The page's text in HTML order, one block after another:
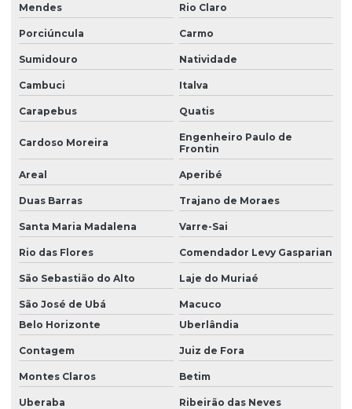
Licença prévia
Licença prévia de ampliação
Licença prévia empreendimento
Licença prévia e de instalação unificadas
Licença prévia licença de instalação licença de operação
Licenciamento ambiental de aterro sanitário
Licenciamento ambiental de atividades rurais
Licenciamento ambiental de barragens
Licenciamento ambiental para construção civil
Licenciamento ambiental para empresas
Licenciamento ambiental de fábricas
Mendes Rio Claro
Porciúncula Carmo
Sumidouro Natividade
Cambuci Italva
Carapebus Quatis
Cardoso Moreira
Engenheiro Paulo de
Frontin
Areal Aperibé
Duas Barras Trajano de Moraes
Santa Maria Madalena Varre-Sai
Rio das Flores Comendador Levy Gasparian
São Sebastião do Alto Laje do Muriaé
São José de Ubá
Macuco
Belo Horizonte
Uberlândia
Contagem Juiz de Fora
Montes Claros Betim
Uberaba Ribeirão das Neves